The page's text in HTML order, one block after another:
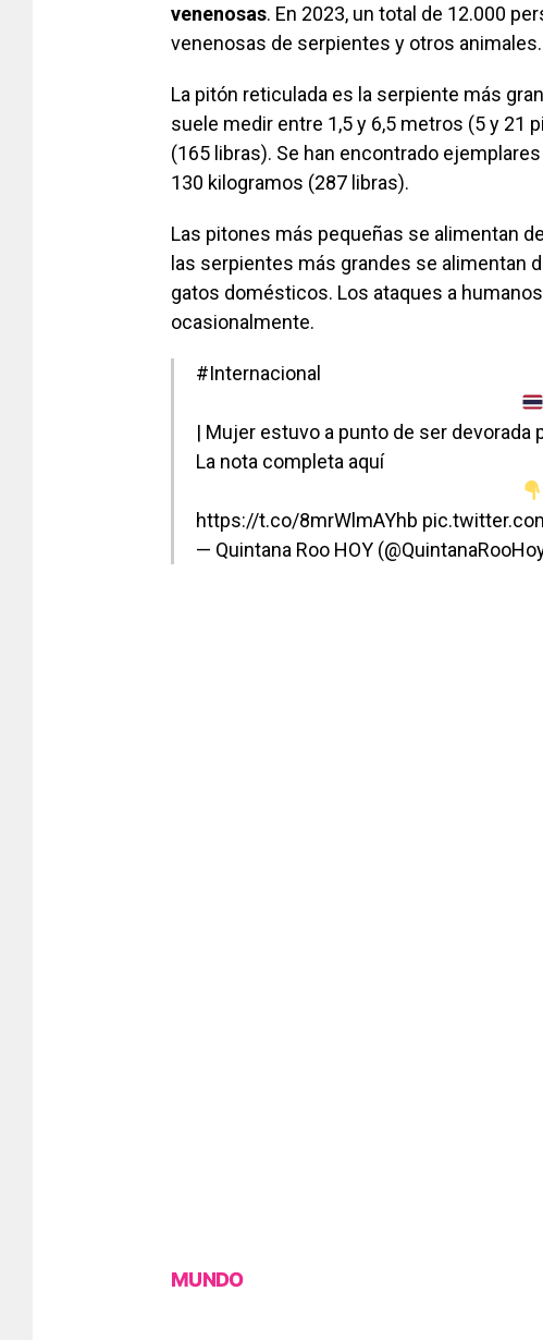
venenosas. En 2023, un total de 12.000
venenosas de serpientes y otros animales.
La pitón reticulada es la serpiente más
suele medir entre 1,5 y 6,5 metros (5 y 21
(165 libras). Se han encontrado
130 kilogramos (287 libras).
Las pitones más pequeñas se alimentan
las serpientes más grandes se alimentan
gatos domésticos. Los ataques a
ocasionalmente.
#Internacional
| Mujer estuvo a punto de ser devorada
La nota completa aquí
https://t.co/8mrWlmAYhb
— Quintana Roo HOY
MUNDO